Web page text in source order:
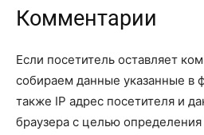
Комментарии
Если посетитель оставляет
собираем данные указанные в
также IP адрес посетителя и
браузера с целью определения